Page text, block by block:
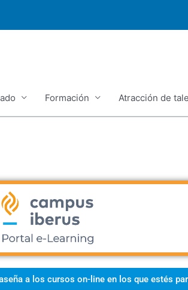
Formación Atracción de
a los cursos on-line en los que estés